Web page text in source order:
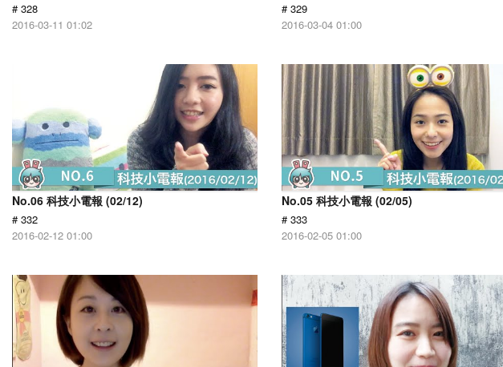
# 328
2016-03-11 01:02
# 329
2016-03-04 01:00
No.06 科技小電報 (02/12)
# 332
2016-02-12 01:00
No.05 科技小電報 (02/05)
# 333
2016-02-05 01:00